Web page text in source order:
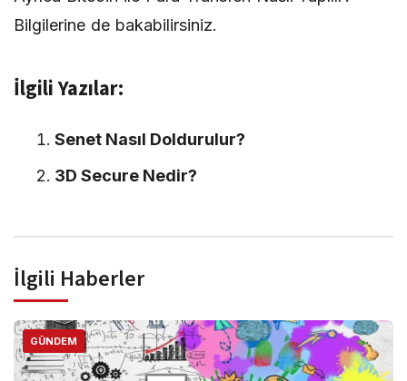
Bilgilerine de bakabilirsiniz.
İlgili Yazılar:
Senet Nasıl Doldurulur?
3D Secure Nedir?
İlgili Haberler
GÜNDEM